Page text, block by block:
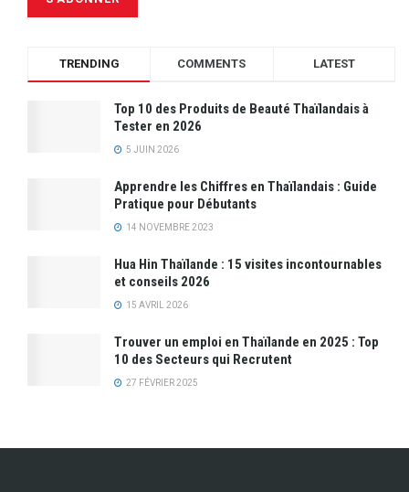
TRENDING COMMENTS LATEST
Top 10 des Produits de Beauté Thaïlandais à
Tester en 2026
5 JUIN 2026
Apprendre les Chiffres en Thaïlandais : Guide
Pratique pour Débutants
14 NOVEMBRE 2023
Hua Hin Thaïlande : 15 visites incontournables
et conseils 2026
15 AVRIL 2026
Trouver un emploi en Thaïlande en 2025 : Top
10 des Secteurs qui Recrutent
27 FÉVRIER 2025